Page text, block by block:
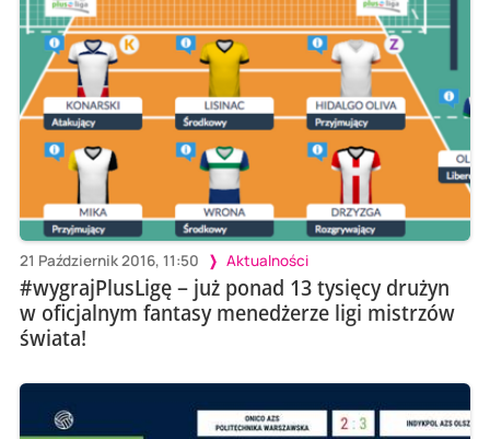
21 Październik 2016, 11:50 Aktualności
#wygrajPlusLigę – już ponad 13 tysięcy drużyn
w oficjalnym fantasy menedżerze ligi mistrzów
świata!